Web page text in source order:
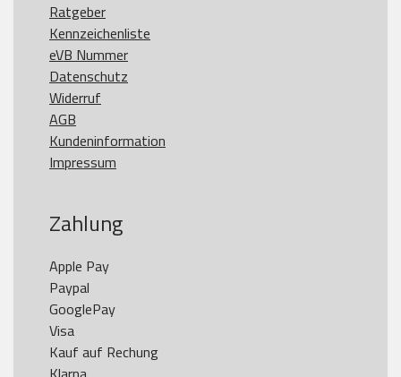
Ratgeber
Kennzeichenliste
eVB Nummer
Datenschutz
Widerruf
AGB
Kundeninformation
Impressum
Zahlung
Apple Pay
Paypal
GooglePay
Visa
Kauf auf Rechung